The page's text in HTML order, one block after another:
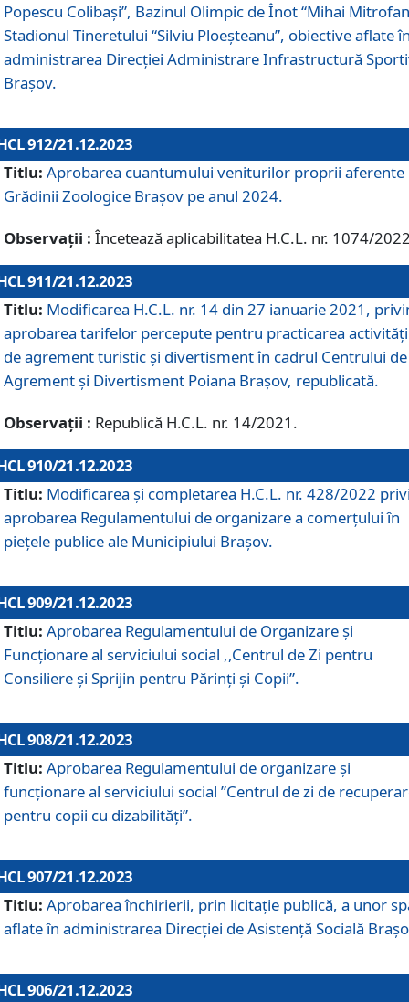
Popescu Colibași”, Bazinul Olimpic de Înot “Mihai
Stadionul Tineretului “Silviu Ploeșteanu”, obiective aflate
administrarea Direcției Administrare Infrastructură
Brașov.
912/21.12.2023
Titlu: Aprobarea cuantumului veniturilor proprii aferente
Grădinii Zoologice Braşov pe anul 2024.
Observații : Încetează aplicabilitatea H.C.L. nr. 1074/
911/21.12.2023
Titlu: Modificarea H.C.L. nr. 14 din 27 ianuarie 2021,
aprobarea tarifelor percepute pentru practicarea
de agrement turistic și divertisment în cadrul Centrului de
Agrement și Divertisment Poiana Brașov, republicată.
Observații : Republică H.C.L. nr. 14/2021.
910/21.12.2023
Titlu: Modificarea și completarea H.C.L. nr. 428/2022
aprobarea Regulamentului de organizare a comerțului în
piețele publice ale Municipiului Braşov.
909/21.12.2023
Titlu: Aprobarea Regulamentului de Organizare și
Funcționare al serviciului social ,,Centrul de Zi pentru
Consiliere şi Sprijin pentru Părinţi şi Copii”.
908/21.12.2023
Titlu: Aprobarea Regulamentului de organizare şi
funcţionare al serviciului social ”Centrul de zi de
pentru copii cu dizabilități”.
907/21.12.2023
Titlu: Aprobarea închirierii, prin licitație publică, a unor
aflate în administrarea Direcției de Asistență Socială
906/21.12.2023